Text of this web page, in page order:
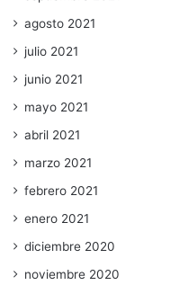
agosto 2021
julio 2021
junio 2021
mayo 2021
abril 2021
marzo 2021
febrero 2021
enero 2021
diciembre 2020
noviembre 2020